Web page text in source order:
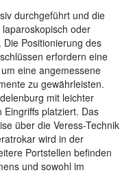
durchgeführt und die
oder
Positionierung des
erfordern eine
eine angemessene
zu gewährleisten.
mit leichter
platziert. Das
über die Veress-Technik
wird in der
Portstellen befinden
und sowohl im